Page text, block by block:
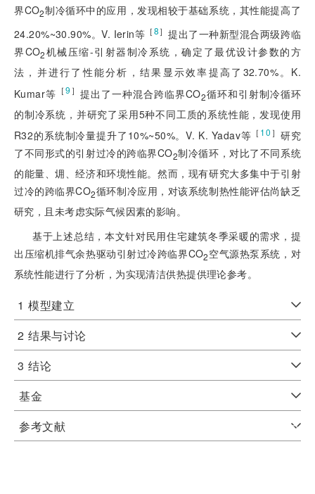
界CO2制冷循环中的应用，发现相较于基础系统，其性能提高了
24.20%~30.90%。V. Ierin等 ［8］ 提出了一种新型混合两级跨临
界CO2机械压缩-引射器制冷系统，确定了最优设计参数的方
法，并进行了性能分析，结果显示效率提高了32.70%。K.
Kumar等 ［9 ］ 提出了一种混合跨临界CO2循环和引射制冷循环
的制冷系统，并研究了采用5种不同工质的系统性能，发现使用
R32的系统制冷量提升了10%~50%。V. K. Yadav等 ［ 10 ］ 研究
了不同形式的引射过冷的跨临界CO2制冷循环，对比了不同系统
的能量、㶲、经济和环境性能。然而，现有研究大多集中于引射
过冷的跨临界CO2循环制冷应用，对该系统制热性能评估尚缺乏
研究，且未考虑实际气候因素的影响。
基于上述总结，本文针对民用住宅建筑冬季采暖的需求，提
出压缩机排气余热驱动引射过冷跨临界CO2空气源热泵系统，对
系统性能进行了分析，为实现清洁供热提供理论参考。
1 模型建立
2 结果与讨论
3 结论
基金
参考文献